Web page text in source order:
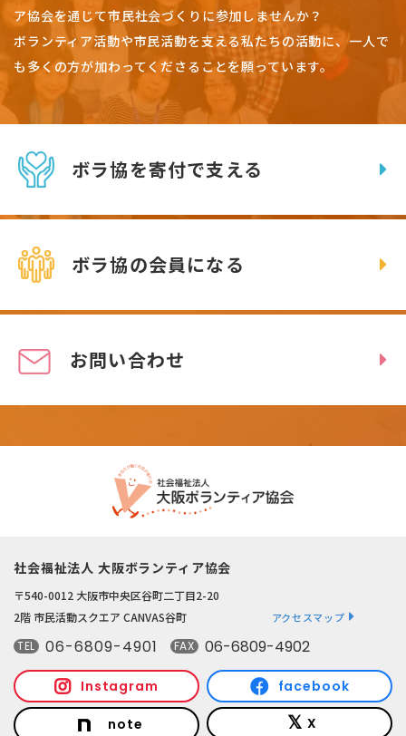
ア協会を通じて市民社会づくりに参加しませんか？
ボランティア活動や市民活動を支える私たちの活動に、一人で
も多くの方が加わってくださることを願っています。
ボラ協を寄付で支える
ボラ協の会員になる
お問い合わせ
社会福祉法人 大阪ボランティア協会
〒540-0012 大阪市中央区谷町二丁目2-20
2階 市民活動スクエア CANVAS谷町
アクセスマップ
TEL 06-6809-4901 FAX 06-6809-4902
Instagram facebook
note X